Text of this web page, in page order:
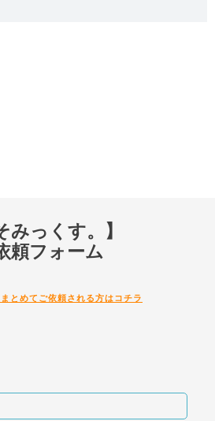
みっくす。】
頼フォーム
とめてご依頼される方はコチラ